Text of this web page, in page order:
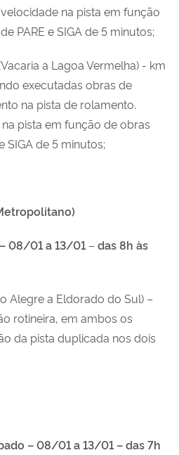
na pista em função
PARE e SIGA de 5 minutos;
a Lagoa Vermelha) - km
executadas obras de
na pista de rolamento.
pista em função de obras
SIGA de 5 minutos;
08/01 a 13/01 – das 8h às
Alegre a Eldorado do Sul) –
rotineira, em ambos os
da pista duplicada nos dois
–08/01 a 13/01 – das 7h